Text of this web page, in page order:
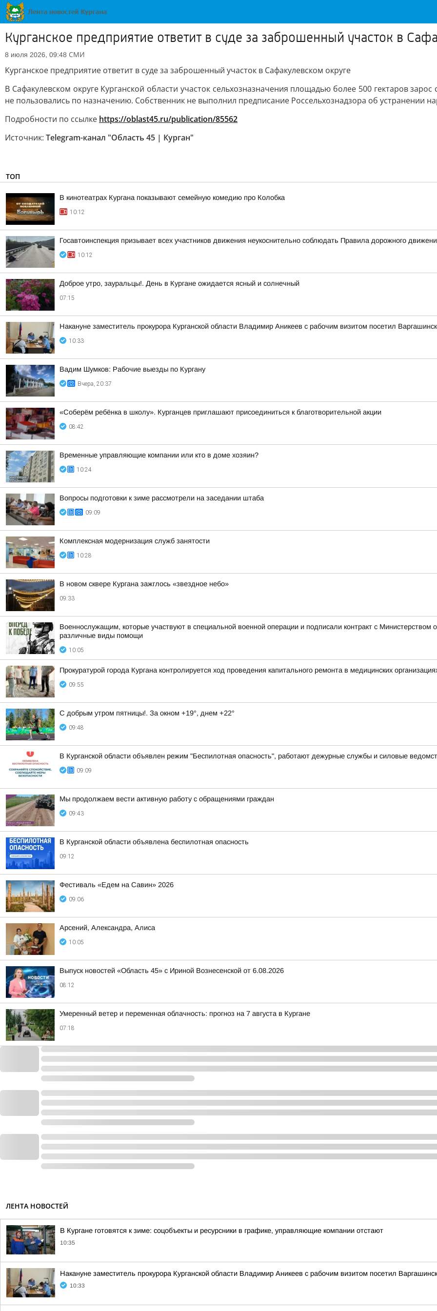
Курганское предприятие ответит в суде за заброшенный участок в
8 июля 2026, 09:48 СМИ
Курганское предприятие ответит в суде за заброшенный участок в Сафакулевском округе
В Сафакулевском округе Курганской области участок сельхозназначения площадью более 500 гектаров
не пользовались по назначению. Собственник не выполнил предписание Россельхознадзора об устранении
Подробности по ссылке https://oblast45.ru/publication/85562
Источник: Telegram-канал "Область 45 | Курган"
ТОП
В кинотеатрах Кургана показывают семейную комедию про Колобка
10:12
Госавтоинспекция призывает всех участников движения неукоснительно соблюдать Правила дорожного
10:12
Доброе утро, зауральцы!. День в Кургане ожидается ясный и солнечный
07:15
Накануне заместитель прокурора Курганской области Владимир Аникеев с рабочим визитом посетил
10:33
Вадим Шумков: Рабочие выезды по Кургану
Вчера, 20:37
«Соберём ребёнка в школу». Курганцев приглашают присоединиться к благотворительной акции
08:42
Временные управляющие компании или кто в доме хозяин?
10:24
Вопросы подготовки к зиме рассмотрели на заседании штаба
09:09
Комплексная модернизация служб занятости
10:28
В новом сквере Кургана зажглось «звездное небо»
09:33
Военнослужащим, которые участвуют в специальной военной операции и подписали контракт с
различные виды помощи
10:05
Прокуратурой города Кургана контролируется ход проведения капитального ремонта в медицинских
09:55
С добрым утром пятницы!. За окном +19°, днем +22°
09:48
В Курганской области объявлен режим "Беспилотная опасность", работают дежурные службы и силовые
09:09
Мы продолжаем вести активную работу с обращениями граждан
09:43
В Курганской области объявлена беспилотная опасность
09:12
Фестиваль «Едем на Савин» 2026
09:06
Арсений, Александра, Алиса
10:05
Выпуск новостей «Область 45» с Ириной Вознесенской от 6.08.2026
08:12
Умеренный ветер и переменная облачность: прогноз на 7 августа в Кургане
07:18
ЛЕНТА НОВОСТЕЙ
В Кургане готовятся к зиме: соцобъекты и ресурсники в графике, управляющие компании отстают
10:35
Накануне заместитель прокурора Курганской области Владимир Аникеев с рабочим визитом посетил
10:33